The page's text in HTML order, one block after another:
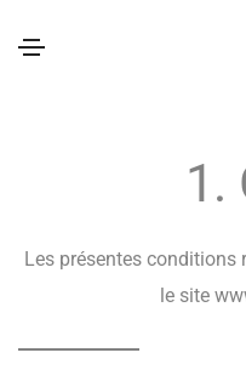
1.
Les présentes conditions
le site